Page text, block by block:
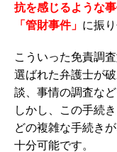
抗を感じるような
「管財事件」 に振
こういった免責調
選ばれた弁護士が
談、事情の調査など
しかし、この手続
どの複雑な手続き
十分可能です。